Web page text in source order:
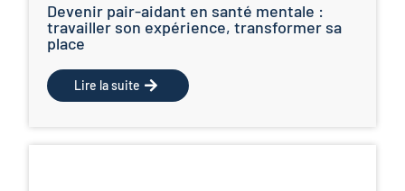
Devenir pair-aidant en santé mentale :
travailler son expérience, transformer sa
place
Lire la suite